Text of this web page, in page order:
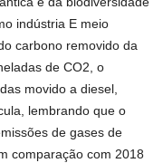
indústria E meio
carbono removido da
de CO2, o
movido a diesel,
lembrando que o
de gases de
comparação com 2018